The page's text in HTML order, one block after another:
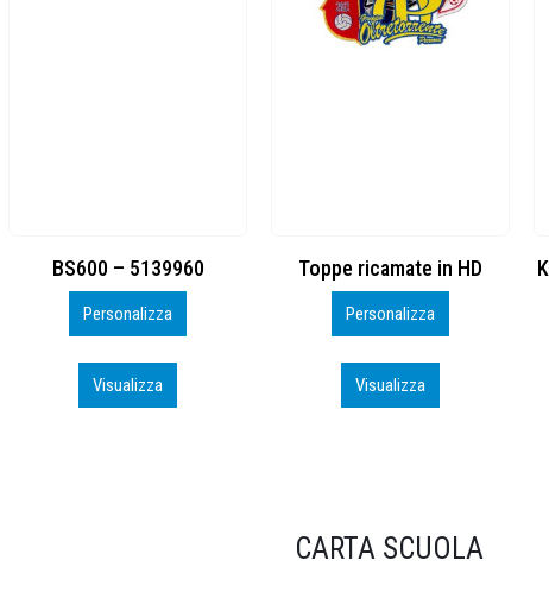
Toppe ricamate in HD
Personalizza
Visualizza
KIT CAMP 100 2026_perso
Personalizza
Visualizza
CARTA SCUOLA